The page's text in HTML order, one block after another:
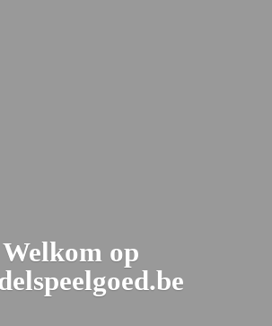
Welkom op